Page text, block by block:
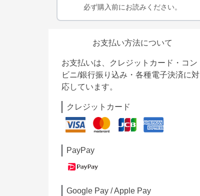
必ず購入前にお読みください。
お支払い方法について
お支払いは、クレジットカード・コン
ビニ/銀行振り込み・各種電子決済に対
応しています。
クレジットカード
PayPay
Google Pay / Apple Pay